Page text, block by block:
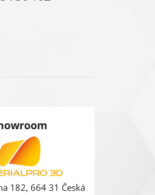
182, 664 31 Česká